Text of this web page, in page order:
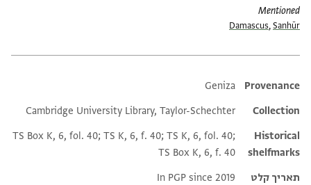
Mentioned
Damascus,Sanhūr
Additional metadata
Provenance
Geniza
Collection
Cambridge University Library, Taylor-Schechter
Historical
shelfmarks
TS Box K, 6, fol. 40; TS K, 6, f. 40; TS K, 6, fol. 40;
TS Box K, 6, f. 40
תאריך קלט
In PGP since 2019